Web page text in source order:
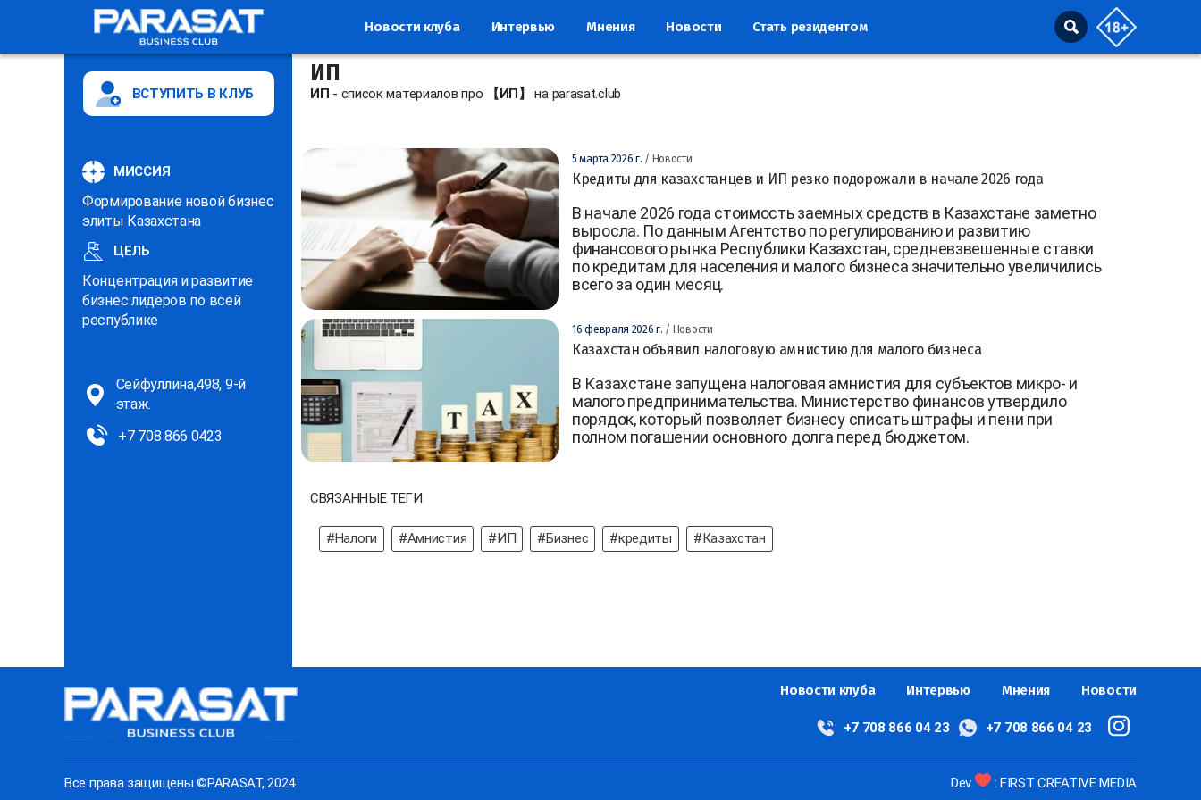
Новости клуба Интервью Мнения Новости Стать резидентом
ВСТУПИТЬ В КЛУБ
МИССИЯ
Формирование новой бизнес
элиты Казахстана
ЦЕЛЬ
Концентрация и развитие
бизнес лидеров по всей
республике
Сейфуллина,498, 9-й
этаж.
+7 708 866 0423
ИП
ИП - список материалов про 【ИП】 на parasat.club
5 марта 2026 г. / Новости
Кредиты для казахстанцев и ИП резко подорожали в начале 2026 года
В начале 2026 года стоимость заемных средств в Казахстане заметно
выросла. По данным Агентство по регулированию и развитию
финансового рынка Республики Казахстан, средневзвешенные ставки
по кредитам для населения и малого бизнеса значительно увеличились
всего за один месяц.
16 февраля 2026 г. / Новости
Казахстан объявил налоговую амнистию для малого бизнеса
В Казахстане запущена налоговая амнистия для субъектов микро- и
малого предпринимательства. Министерство финансов утвердило
порядок, который позволяет бизнесу списать штрафы и пени при
полном погашении основного долга перед бюджетом.
СВЯЗАННЫЕ ТЕГИ
#Налоги #Амнистия #ИП #Бизнес #кредиты #Казахстан
Новости клуба Интервью Мнения Новости
+7 708 866 04 23 +7 708 866 04 23
Все права защищены ©PARASAT, 2024 Dev : FIRST CREATIVE MEDIA